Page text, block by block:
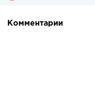
Комментарии